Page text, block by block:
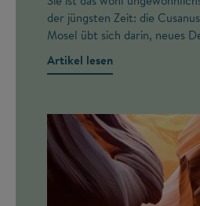
der jüngsten Zeit: die
Mosel übt sich darin, neues
Artikel lesen